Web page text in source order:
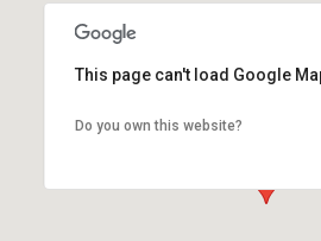
This page can't load Google
Do you own this website?